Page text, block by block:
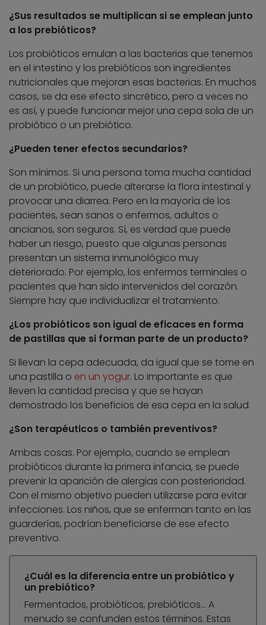
¿Sus resultados se multiplican si se emplean junto
a los prebióticos?
Los probióticos emulan a las bacterias que tenemos
en el intestino y los prebióticos son ingredientes
nutricionales que mejoran esas bacterias. En muchos
casos, se da ese efecto sincrético, pero a veces no
es así, y puede funcionar mejor una cepa sola de un
probiótico o un prebiótico.
¿Pueden tener efectos secundarios?
Son mínimos. Si una persona toma mucha cantidad
de un probiótico, puede alterarse la flora intestinal y
provocar una diarrea. Pero en la mayoría de los
pacientes, sean sanos o enfermos, adultos o
ancianos, son seguros. Sí, es verdad que puede
haber un riesgo, puesto que algunas personas
presentan un sistema inmunológico muy
deteriorado. Por ejemplo, los enfermos terminales o
pacientes que han sido intervenidos del corazón.
Siempre hay que individualizar el tratamiento.
¿Los probióticos son igual de eficaces en forma
de pastillas que si forman parte de un producto?
Si llevan la cepa adecuada, da igual que se tome en
una pastilla o en un yogur. Lo importante es que
lleven la cantidad precisa y que se hayan
demostrado los beneficios de esa cepa en la salud.
¿Son terapéuticos o también preventivos?
Ambas cosas. Por ejemplo, cuando se emplean
probióticos durante la primera infancia, se puede
prevenir la aparición de alergias con posterioridad.
Con el mismo objetivo pueden utilizarse para evitar
infecciones. Los niños, que se enferman tanto en las
guarderías, podrían beneficiarse de ese efecto
preventivo.
¿Cuál es la diferencia entre un probiótico y
un prebiótico?
Fermentados, probióticos, prebióticos… A
menudo se confunden estos términos. Estas